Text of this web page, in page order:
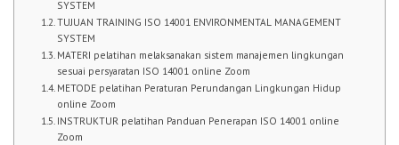
SYSTEM
TUJUAN TRAINING ISO 14001 ENVIRONMENTAL MANAGEMENT
SYSTEM
MATERI pelatihan melaksanakan sistem manajemen lingkungan
sesuai persyaratan ISO 14001 online Zoom
METODE pelatihan Peraturan Perundangan Lingkungan Hidup
online Zoom
INSTRUKTUR pelatihan Panduan Penerapan ISO 14001 online
Zoom